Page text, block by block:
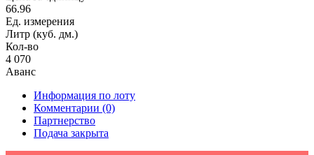
66.96
Ед. измерения
Литр (куб. дм.)
Кол-во
4 070
Аванс
Информация по лоту
Комментарии (0)
Партнерство
Подача закрыта